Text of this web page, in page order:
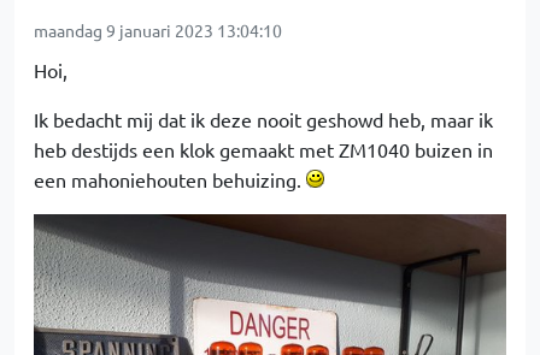
maandag 9 januari 2023 13:04:10
Hoi,
Ik bedacht mij dat ik deze nooit geshowd heb, maar ik
heb destijds een klok gemaakt met ZM1040 buizen in
een mahoniehouten behuizing.